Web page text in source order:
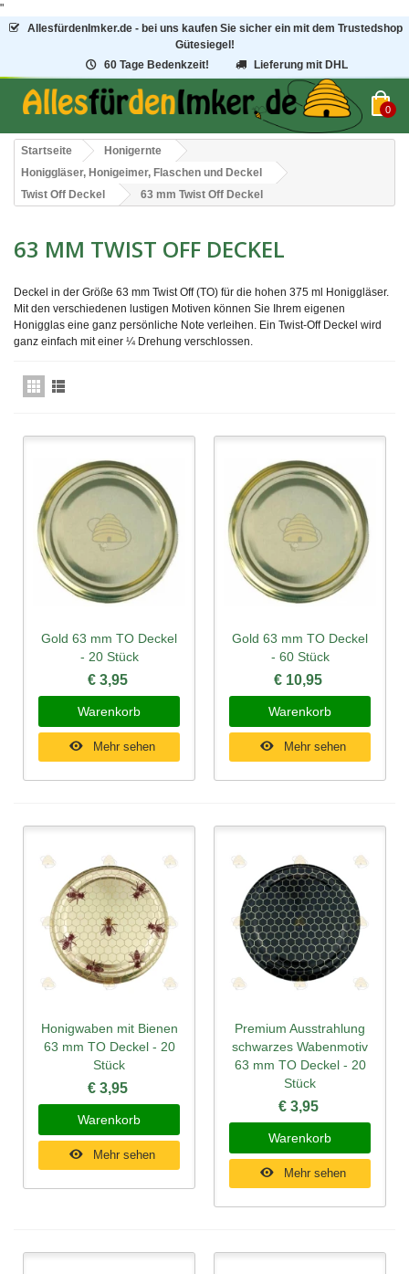
"
AllesfürdenImker.de - bei uns kaufen Sie sicher ein mit dem Trustedshop
Gütesiegel!
60 Tage Bedenkzeit!
Lieferung mit DHL
0
Startseite
Honigernte
Honiggläser, Honigeimer, Flaschen und Deckel
Twist Off Deckel
63 mm Twist Off Deckel
63 MM TWIST OFF DECKEL
Deckel in der Größe 63 mm Twist Off (TO) für die hohen 375 ml Honiggläser.
Mit den verschiedenen lustigen Motiven können Sie Ihrem eigenen
Honigglas eine ganz persönliche Note verleihen. Ein Twist-Off Deckel wird
ganz einfach mit einer ¼ Drehung verschlossen.
Gold 63 mm TO Deckel
- 20 Stück
€ 3,95
Warenkorb
Mehr sehen
Gold 63 mm TO Deckel
- 60 Stück
€ 10,95
Warenkorb
Mehr sehen
Honigwaben mit Bienen
63 mm TO Deckel - 20
Stück
€ 3,95
Warenkorb
Mehr sehen
Premium Ausstrahlung
schwarzes Wabenmotiv
63 mm TO Deckel - 20
Stück
€ 3,95
Warenkorb
Mehr sehen